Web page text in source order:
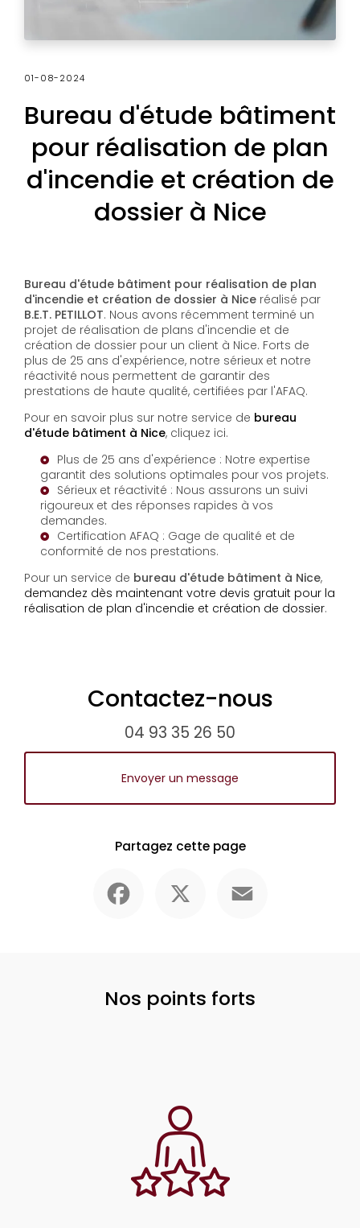
01-08-2024
Bureau d'étude bâtiment
pour réalisation de plan
d'incendie et création de
dossier à Nice
Bureau d'étude bâtiment pour réalisation de plan
d'incendie et création de dossier à Nice réalisé par
B.E.T. PETILLOT. Nous avons récemment terminé un
projet de réalisation de plans d'incendie et de
création de dossier pour un client à Nice. Forts de
plus de 25 ans d'expérience, notre sérieux et notre
réactivité nous permettent de garantir des
prestations de haute qualité, certifiées par l'AFAQ.
Pour en savoir plus sur notre service de bureau
d'étude bâtiment à Nice, cliquez ici.
Plus de 25 ans d'expérience : Notre expertise
garantit des solutions optimales pour vos projets.
Sérieux et réactivité : Nous assurons un suivi
rigoureux et des réponses rapides à vos
demandes.
Certification AFAQ : Gage de qualité et de
conformité de nos prestations.
Pour un service de bureau d'étude bâtiment à Nice,
demandez dès maintenant votre devis gratuit pour la
réalisation de plan d'incendie et création de dossier.
Contactez-nous
04 93 35 26 50
Envoyer un message
Partagez cette page
Nos points forts